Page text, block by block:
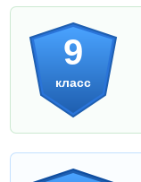
9
класс